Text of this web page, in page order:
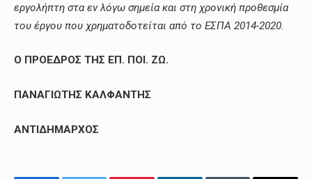
εργολήπτη στα εν λόγω σημεία και στη χρονική προθεσμία
του έργου που χρηματοδοτείται από το ΕΣΠΑ 2014-2020.
Ο ΠΡΟΕΔΡΟΣ ΤΗΣ ΕΠ. ΠΟΙ. ΖΩ.
ΠΑΝΑΓΙΩΤΗΣ ΚΑΛΦΑΝΤΗΣ
ΑΝΤΙΔΗΜΑΡΧΟΣ